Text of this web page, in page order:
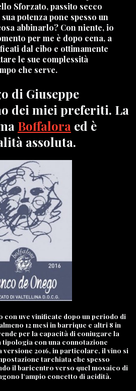
Sforzato, passito secco
potenza pone spesso un
abbinarlo? Con niente, io
per me è dopo cena, a
dal cibo e ottimamente
le sue complessità
che serve.
di Giuseppe
dei miei preferiti. La
Boffalora ed è
assoluta.
uve vinificate dopo un periodo di
12 mesi in barrique e altri 8 in
per la capacità di coniugare la
con una connotazione
versione 2016, in particolare, il vino si
tarchiata che spesso
il baricentro verso quel mosaico di
l’ampio concetto di acidità.